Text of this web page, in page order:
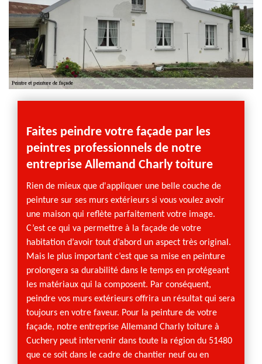
veilleront à respecter les diverses étapes à suivre sur le
chantier.
Faites peindre votre façade par les
peintres professionnels de notre
entreprise Allemand Charly toiture
Rien de mieux que d'appliquer une belle couche de
peinture sur ses murs extérieurs si vous voulez avoir
une maison qui reflète parfaitement votre image.
C’est ce qui va permettre à la façade de votre
habitation d’avoir tout d’abord un aspect très original.
Mais le plus important c’est que sa mise en peinture
prolongera sa durabilité dans le temps en protégeant
les matériaux qui la composent. Par conséquent,
peindre vos murs extérieurs offrira un résultat qui sera
toujours en votre faveur. Pour la peinture de votre
façade, notre entreprise Allemand Charly toiture à
Cuchery peut intervenir dans toute la région du 51480
que ce soit dans le cadre de chantier neuf ou en